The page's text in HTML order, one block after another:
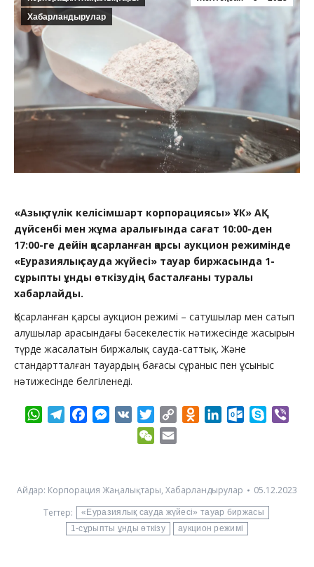
Хабарландырулар
«Азық-түлік келісімшарт корпорациясы» ҰК» АҚ
дүйсенбі мен жұма аралығында сағат 10:00-ден
17:00-ге дейін қосарланған қарсы аукцион режимінде
«Еуразиялық сауда жүйесі» тауар биржасында 1-
сұрыпты ұнды өткізудің басталғаны туралы
хабарлайды.
Қосарланған қарсы аукцион режимі – сатушылар мен сатып
алушылар арасындағы бәсекелестік нәтижесінде жасырын
түрде жасалатын биржалық сауда-саттық. Және
стандартталған тауардың бағасы сұраныс пен ұсыныс
нәтижесінде белгіленеді.
WhatsApp
TelegramFacebookMessenger
VK Twitter
Copy
Odnoklassniki
LinkedInOutlook.com
Skype
WeChat
Айдар: Корпорация Жаңалықтары, Хабарландырулар
05.12.2023
Тегтер:
«Еуразиялық сауда жүйесі» тауар биржасы
1-сұрыпты ұнды өткізу
аукцион режимі